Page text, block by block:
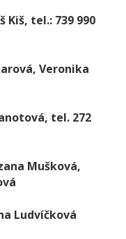
Kiš, tel.: 739 990
Veronika
tel. 272
Mušková,
Ludvíčková